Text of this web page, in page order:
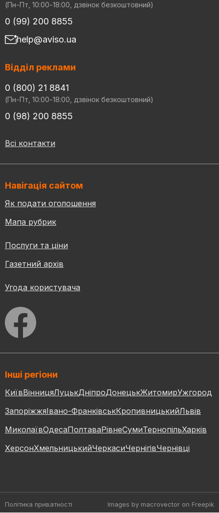
(Пн-Пт, 10:00-18:00, дзвінок безкоштовний)
0 (99) 200 8855
help@aviso.ua
Відділ реклами
0 (800) 21 8841
(Пн-Пт, 10:00-18:00, дзвінок безкоштовний)
0 (98) 200 8855
Всі контакти
Навігація сайтом
Як подати оголошення
Мапа рубрик
Послуги та ціни
Газетний архів
Угода користувача
Інші регіони
КиївВінницяЛуцькДніпроДонецькЖитомирУжгород
ЗапоріжжяІвано-ФранківськКропивницькийЛьвів
МиколаївОдесаПолтаваРівнеСумиТернопільХарків
ХерсонХмельницькийЧеркасиЧернігівЧернівці
Політика приватності Images by macrovector on Freepik